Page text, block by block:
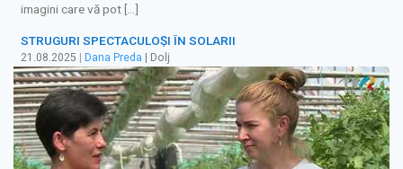
imagini care vă pot […]
STRUGURI SPECTACULOȘI ÎN SOLARII
21.08.2025 | Dana Preda | Dolj